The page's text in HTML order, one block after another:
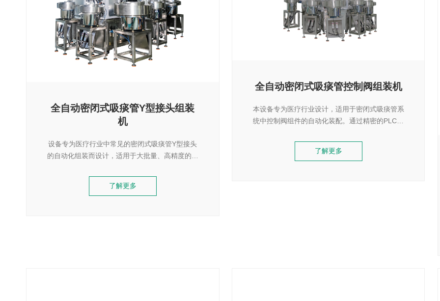
全自动密闭式吸痰管Y型接头组装
机
设备专为医疗行业中常见的密闭式吸痰管Y型接头
的自动化组装而设计，适用于大批量、高精度的连
上料、部件组装、打胶、光固到成品输出的高效闭
环作业。成品广泛用于机械
了解更多
全自动密闭式吸痰管控制阀组装机
本设备专为医疗行业设计，适用于密闭式吸痰管系
统中控制阀组件的自动化装配。通过精密的PLC控
配、检测到下料的全流程自动化，大幅提升生产效
率与产品一致性，确保符合
了解更多